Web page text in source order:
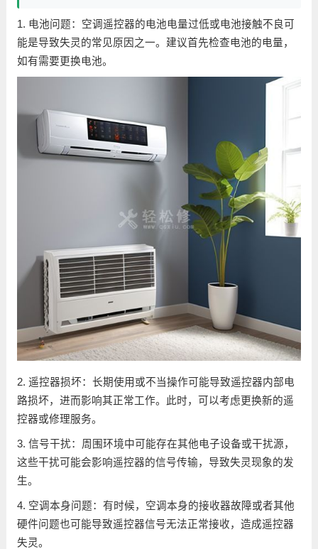
1. 电池问题：空调遥控器的电池电量过低或电池接触不良可
能是导致失灵的常见原因之一。建议首先检查电池的电量，
如有需要更换电池。
2. 遥控器损坏：长期使用或不当操作可能导致遥控器内部电
路损坏，进而影响其正常工作。此时，可以考虑更换新的遥
控器或修理服务。
3. 信号干扰：周围环境中可能存在其他电子设备或干扰源，
这些干扰可能会影响遥控器的信号传输，导致失灵现象的发
生。
4. 空调本身问题：有时候，空调本身的接收器故障或者其他
硬件问题也可能导致遥控器信号无法正常接收，造成遥控器
失灵。